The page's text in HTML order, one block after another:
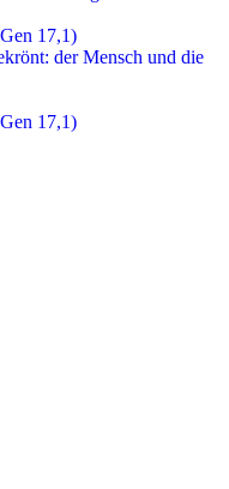
17,1)
der Mensch und die
17,1)